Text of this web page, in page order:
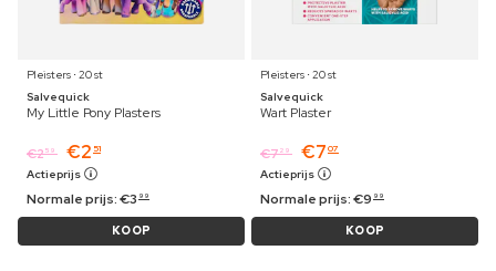
Pleisters ⋅ 20 st
Salvequick
My Little Pony Plasters
€259 €2 51
Actieprijs
Normale prijs:€3 99
KOOP
Pleisters ⋅ 20 st
Salvequick
Wart Plaster
€729 €7 07
Actieprijs
Normale prijs:€9 99
KOOP